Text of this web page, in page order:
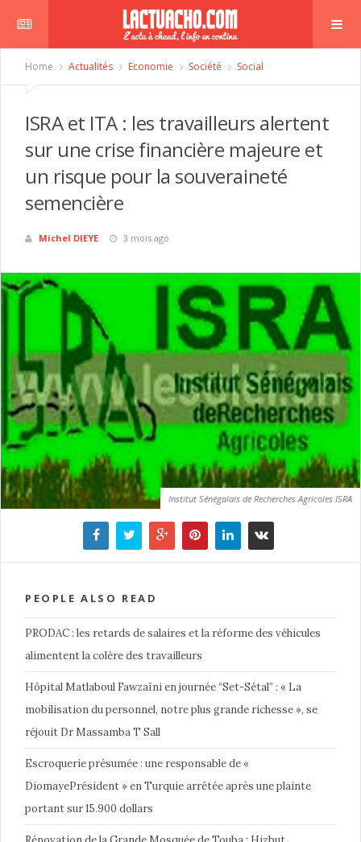
Home Actualités Economie Société Social
ISRA et ITA : les travailleurs alertent
sur une crise financière majeure et
un risque pour la souveraineté
semencière
Michel DIEYE 3 mois ago
Institut Sénégalais de Recherches Agricoles ISRA
PEOPLE ALSO READ
PRODAC : les retards de salaires et la réforme des véhicules
alimentent la colère des travailleurs
Hôpital Matlaboul Fawzaïni en journée “Set-Sétal” : « La
mobilisation du personnel, notre plus grande richesse », se
réjouit Dr Massamba T Sall
Escroquerie présumée : une responsable de «
DiomayePrésident » en Turquie arrêtée après une plainte
portant sur 15.900 dollars